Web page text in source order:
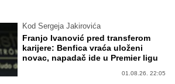
Kod Sergeja Jakirovića
Franjo Ivanović pred transferom
karijere: Benfica vraća uloženi
novac, napadač ide u Premier ligu
01.08.26. 22:05